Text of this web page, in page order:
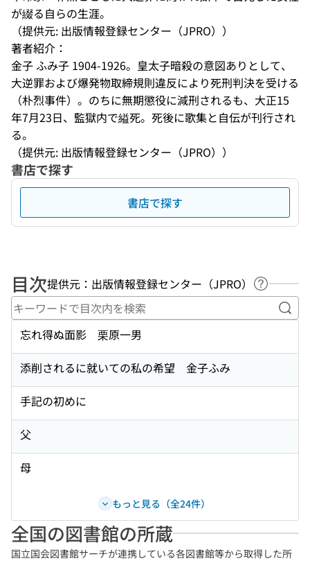
が綴る自らの生涯。
（提供元: 出版情報登録センター（JPRO））
著者紹介：
金子 ふみ子 1904-1926。皇太子暗殺の意図ありとして、
大逆罪および爆発物取締規則違反により死刑判決を受ける
（朴烈事件）。のちに無期懲役に減刑されるも、大正15
年7月23日、監獄内で縊死。死後に歌集と自伝が刊行され
る。
（提供元: 出版情報登録センター（JPRO））
書店で探す
書店で探す
目次提供元：出版情報登録センター（JPRO）
ヘルプペ
キ
忘れ得ぬ面影 栗原一男
添削されるに就いての私の希望 金子ふみ
手記の初めに
父
母
もっと見る（全24件）
全国の図書館の所蔵
国立国会図書館サーチが連携している各図書館等から取得した所